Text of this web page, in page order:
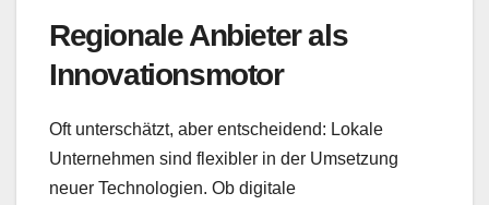
Regionale Anbieter als
Innovationsmotor
Oft unterschätzt, aber entscheidend: Lokale
Unternehmen sind flexibler in der Umsetzung
neuer Technologien. Ob digitale